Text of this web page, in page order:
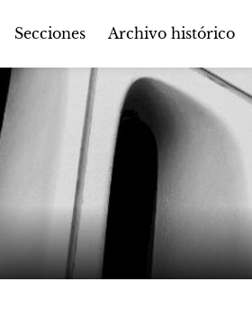
Secciones Archivo histórico